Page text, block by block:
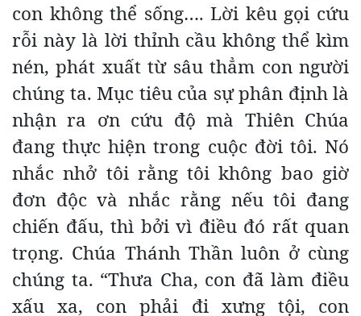
con không thể sống…. Lời kêu gọi cứu
rỗi này là lời thỉnh cầu không thể kìm
nén, phát xuất từ sâu thẳm con người
chúng ta. Mục tiêu của sự phân định là
nhận ra ơn cứu độ mà Thiên Chúa
đang thực hiện trong cuộc đời tôi. Nó
nhắc nhở tôi rằng tôi không bao giờ
đơn độc và nhắc rằng nếu tôi đang
chiến đấu, thì bởi vì điều đó rất quan
trọng. Chúa Thánh Thần luôn ở cùng
chúng ta. “Thưa Cha, con đã làm điều
xấu xa, con phải đi xưng tội, con